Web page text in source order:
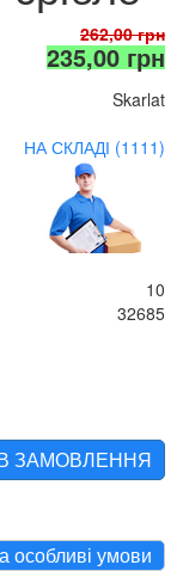
262,00 грн
235,00 грн
Skarlat
НА СКЛАДІ (1111)
10
32685
ЗАМОВЛЕННЯ
особливі умови